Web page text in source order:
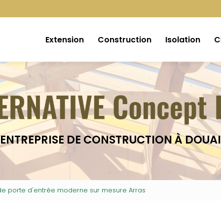
Extension
Construction Isolation
ENTREPRISE DE CONSTRUCTION À DOUAI
porte d'entrée moderne sur mesure Arras